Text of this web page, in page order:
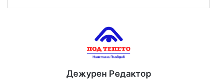
Дежурен Редактор